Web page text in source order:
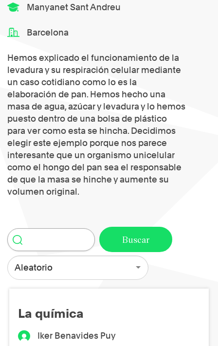
Manyanet Sant Andreu
Barcelona
Hemos explicado el funcionamiento de la
levadura y su respiración celular mediante
un caso cotidiano como lo es la
elaboración de pan. Hemos hecho una
masa de agua, azúcar y levadura y lo hemos
puesto dentro de una bolsa de plástico
para ver como esta se hincha. Decidimos
elegir este ejemplo porque nos parece
interesante que un organismo unicelular
como el hongo del pan sea el responsable
de que la masa se hinche y aumente su
volumen original.
Aleatorio
La química
Iker Benavides Puy